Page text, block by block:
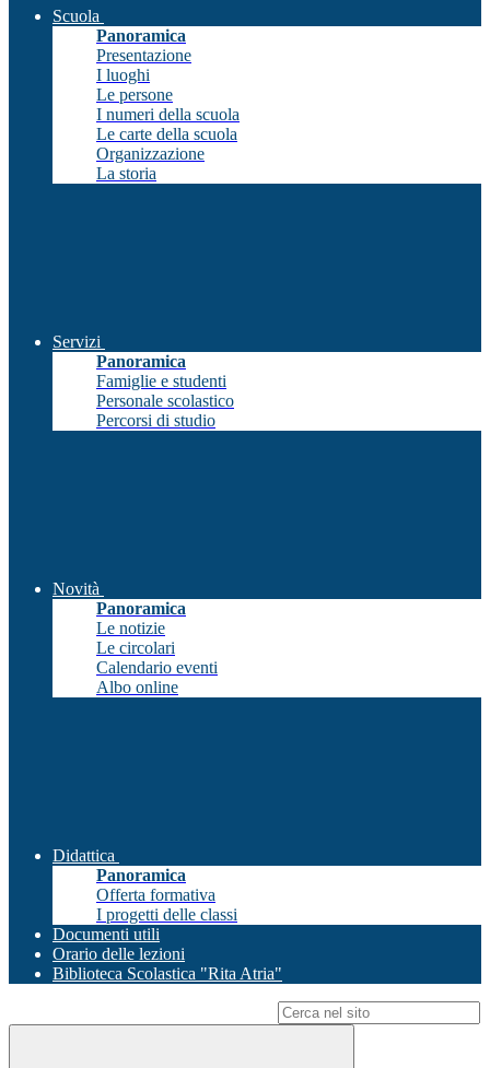
Scuola
Panoramica
Presentazione
I luoghi
Le persone
I numeri della scuola
Le carte della scuola
Organizzazione
La storia
Servizi
Panoramica
Famiglie e studenti
Personale scolastico
Percorsi di studio
Novità
Panoramica
Le notizie
Le circolari
Calendario eventi
Albo online
Didattica
Panoramica
Offerta formativa
I progetti delle classi
Documenti utili
Orario delle lezioni
Biblioteca Scolastica "Rita Atria"